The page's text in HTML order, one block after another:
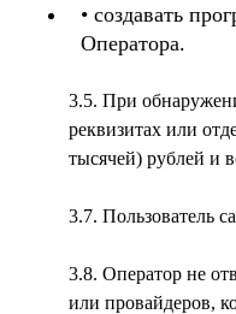
• создавать
Оператора.
3.5. При
реквизитах или
3.8. Оператор не
или провайдеров,